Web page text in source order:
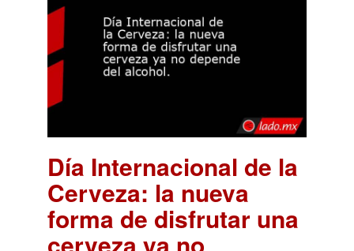
Día Internacional de la
Cerveza: la nueva
forma de disfrutar una
cerveza ya no